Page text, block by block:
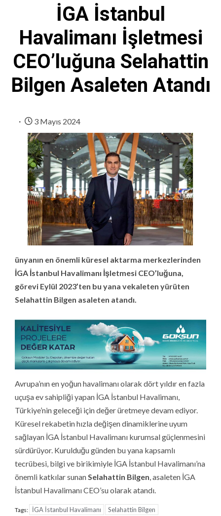
İGA İstanbul
Havalimanı İşletmesi
CEO’luğuna Selahattin
Bilgen Asaleten Atandı
3 Mayıs 2024
ünyanın en önemli küresel aktarma merkezlerinden
İGA İstanbul Havalimanı İşletmesi CEO’luğuna,
görevi Eylül 2023’ten bu yana vekaleten yürüten
Selahattin Bilgen asaleten atandı.
Avrupa’nın en yoğun havalimanı olarak dört yıldır en fazla
uçuşa ev sahipliği yapan İGA İstanbul Havalimanı,
Türkiye’nin geleceği için değer üretmeye devam ediyor.
Küresel rekabetin hızla değişen dinamiklerine uyum
sağlayan İGA İstanbul Havalimanı kurumsal güçlenmesini
sürdürüyor. Kurulduğu günden bu yana kapsamlı
tecrübesi, bilgi ve birikimiyle İGA İstanbul Havalimanı’na
önemli katkılar sunanSelahattin Bilgen, asaleten İGA
İstanbul Havalimanı CEO’su olarak atandı.
Tags: İGA İstanbul Havalimanı Selahattin Bilgen